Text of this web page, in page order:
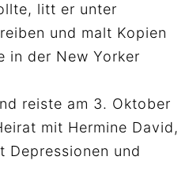
litt er unter
und malt Kopien
in der New Yorker
reiste am 3. Oktober
mit Hermine David,
Depressionen und